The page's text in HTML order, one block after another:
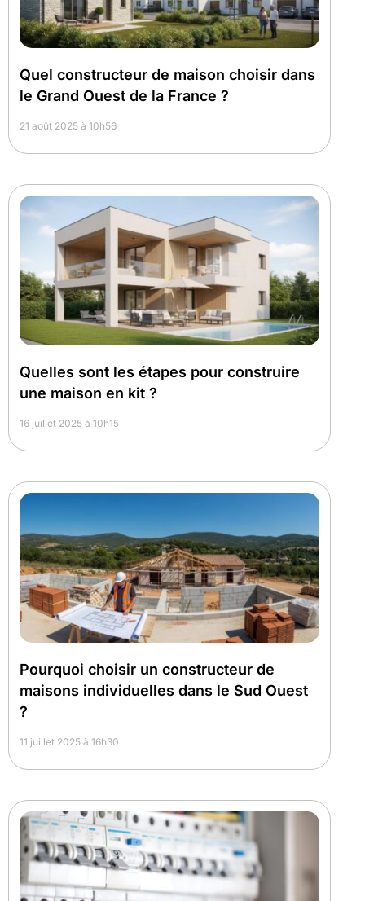
Quel constructeur de maison choisir dans
le Grand Ouest de la France ?
21 août 2025 à 10h56
Quelles sont les étapes pour construire
une maison en kit ?
16 juillet 2025 à 10h15
Pourquoi choisir un constructeur de
maisons individuelles dans le Sud Ouest
?
11 juillet 2025 à 16h30